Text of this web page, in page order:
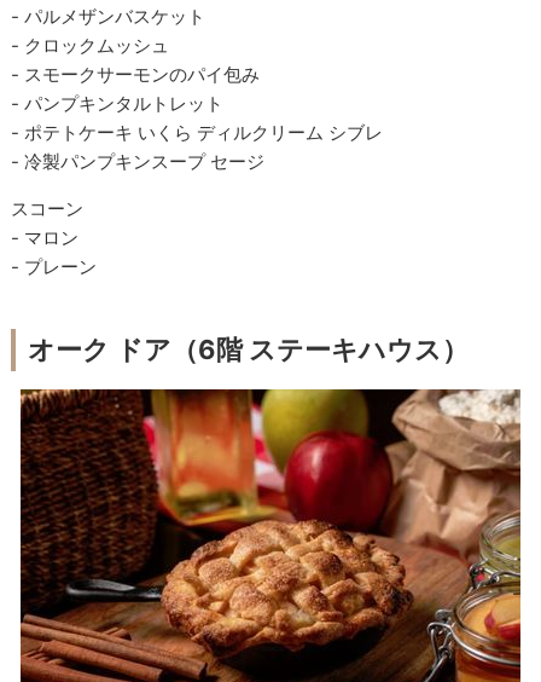
- パルメザンバスケット
- クロックムッシュ
- スモークサーモンのパイ包み
- パンプキンタルトレット
- ポテトケーキ いくら ディルクリーム シブレ
- 冷製パンプキンスープ セージ
スコーン
- マロン
- プレーン
オーク ドア（6階 ステーキハウス）